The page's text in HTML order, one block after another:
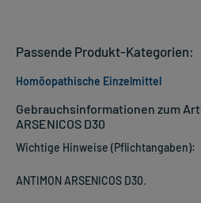
Gebrauchsinformationen zum
ARSENICOS D30
Wichtige Hinweise (Pflichtangaben):
ANTIMON ARSENICOS D30.
Passende Produkt-Kategorien:
Homöopathische Einzelmittel